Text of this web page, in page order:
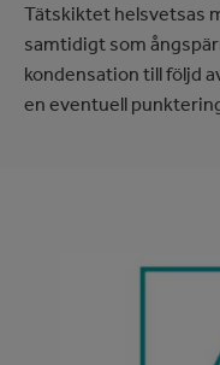
Tätskiktet helsvetsas
samtidigt som
kondensation till följd
en eventuell